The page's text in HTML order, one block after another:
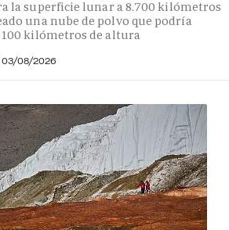
la superficie lunar a 8.700 kilómetros
una nube de polvo que podría
kilómetros de altura
03/08/2026